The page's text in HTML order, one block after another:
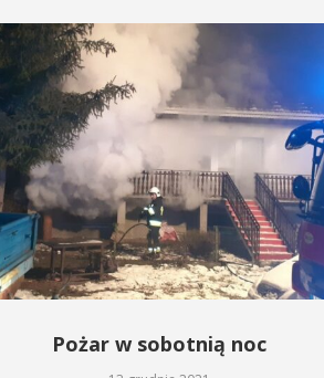
Pożar w sobotnią noc